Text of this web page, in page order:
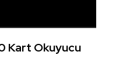
Kart Okuyucu